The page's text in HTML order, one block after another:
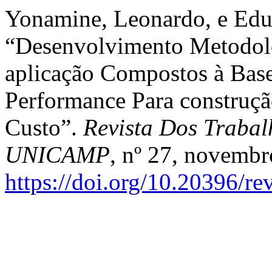
Yonamine, Leonardo, e
“Desenvolvimento
aplicação Compostos à
Performance Para
Custo”. Revista Dos
UNICAMP, nº 27,
https://doi.org/10.20396/